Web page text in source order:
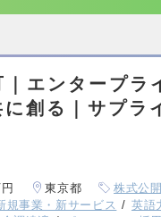
｜エンタープ
に創る｜サプラ
東京都 株式公
規事業・新サービス 英語